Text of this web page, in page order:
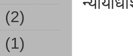
(2)
(1)